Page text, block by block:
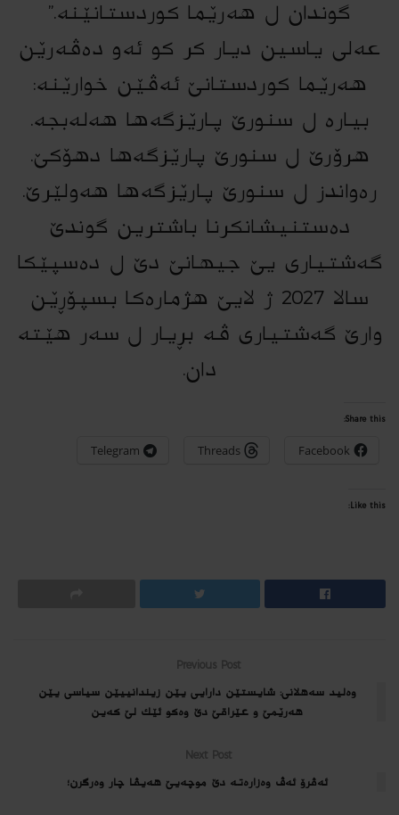
گوندان ل هەرێما کوردستانێنە.”
عەلی یاسین دیار کر کو ئەو دەڤەرێن
هەرێما کوردستانێ ئەڤێن خوارێنە:
بیارە ل سنورێ پارێزگەها هەلەبجە.
هرۆرێ ل سنورێ پارێزگەها دهۆکێ.
رەواندز ل سنورێ پارێزگەها هەولێرێ.
دەستنیشانکرنا باشترین گوندێ
گەشتیاری یێ جیهانێ دێ ل دەسپێکا
سالا 2027 ژ لایێ هژمارەکا بسپۆڕێن
وارێ گەشتیاری ڤە بڕیار ل سەر هێتە
دان.
Share this:
Facebook
Threads
Telegram
Like this:
Previous Post
وەلید سەهلانی: شایستێن دارایی یێن زیندانییێن سیاسی یێن
هەرێمێ و عێراقێ دێ وەكو ئێك لێ كەین
Next Post
ئەڤرۆ ئه‌ڤ وه‌زاره‌ته‌ دێ موچەیێ هه‌یڤا چار وەرگرن؛